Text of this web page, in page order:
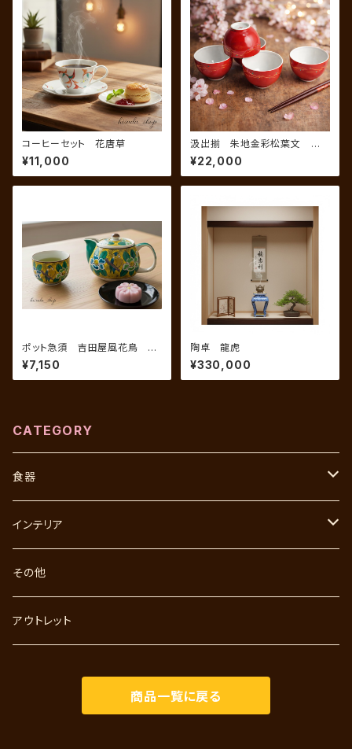
コーヒーセット 花唐草
¥11,000
汲出揃 朱地金彩松葉文 錦
山窯
¥22,000
ポット急須 吉田屋風花鳥 AP
8-0444
¥7,150
陶卓 龍虎
¥330,000
CATEGORY
食器
飯碗
湯呑
皿
インテリア
花瓶
置物
その他
アウトレット
商品一覧に戻る